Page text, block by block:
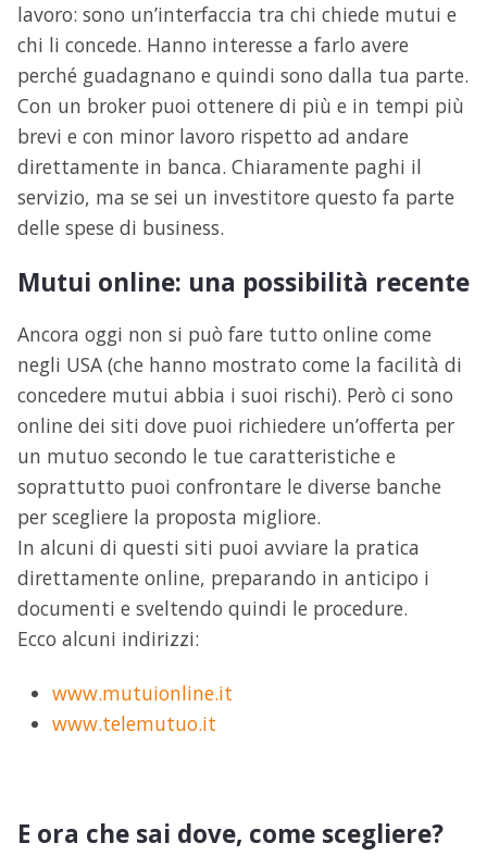
lavoro: sono un’interfaccia tra chi chiede mutui e
chi li concede. Hanno interesse a farlo avere
perché guadagnano e quindi sono dalla tua parte.
Con un broker puoi ottenere di più e in tempi più
brevi e con minor lavoro rispetto ad andare
direttamente in banca. Chiaramente paghi il
servizio, ma se sei un investitore questo fa parte
delle spese di business.
Mutui online: una possibilità recente
Ancora oggi non si può fare tutto online come
negli USA (che hanno mostrato come la facilità di
concedere mutui abbia i suoi rischi). Però ci sono
online dei siti dove puoi richiedere un’offerta per
un mutuo secondo le tue caratteristiche e
soprattutto puoi confrontare le diverse banche
per scegliere la proposta migliore.
In alcuni di questi siti puoi avviare la pratica
direttamente online, preparando in anticipo i
documenti e sveltendo quindi le procedure.
Ecco alcuni indirizzi:
www.mutuionline.it
www.telemutuo.it
E ora che sai dove, come scegliere?